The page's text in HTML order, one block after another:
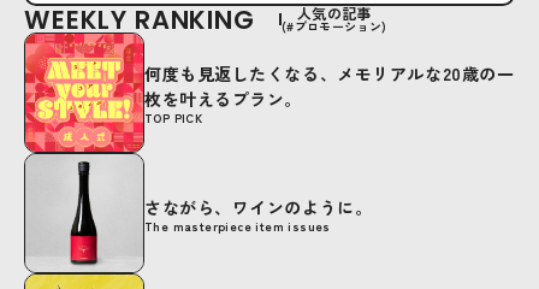
WEEKLY RANKING 人気の記事
(#プロモーション)
TOP PICK
何度も見返したくなる、メモリアルな20歳の一
枚を叶えるプラン。
The masterpiece item issues
さながら、ワインのように。